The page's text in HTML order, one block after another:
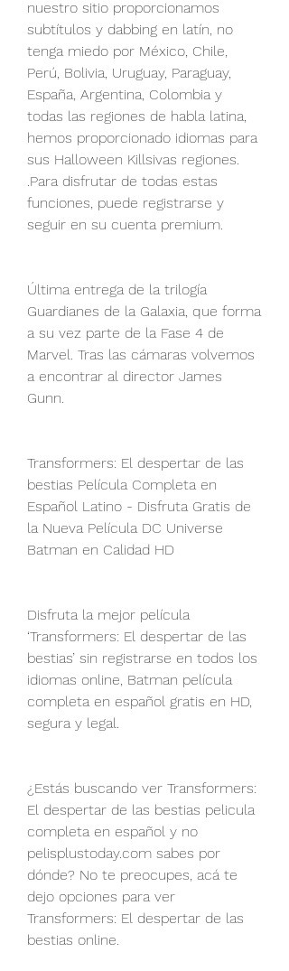
nuestro sitio proporcionamos
subtítulos y dabbing en latín, no
tenga miedo por México, Chile,
Perú, Bolivia, Uruguay, Paraguay,
España, Argentina, Colombia y
todas las regiones de habla latina,
hemos proporcionado idiomas para
sus Halloween Killsivas regiones.
.Para disfrutar de todas estas
funciones, puede registrarse y
seguir en su cuenta premium.
Última entrega de la trilogía
Guardianes de la Galaxia, que forma
a su vez parte de la Fase 4 de
Marvel. Tras las cámaras volvemos
a encontrar al director James
Gunn.
Transformers: El despertar de las
bestias Película Completa en
Español Latino - Disfruta Gratis de
la Nueva Película DC Universe
Batman en Calidad HD
Disfruta la mejor película
‘Transformers: El despertar de las
bestias’ sin registrarse en todos los
idiomas online, Batman película
completa en español gratis en HD,
segura y legal.
¿Estás buscando ver Transformers:
El despertar de las bestias pelicula
completa en español y no
pelisplustoday.com sabes por
dónde? No te preocupes, acá te
dejo opciones para ver
Transformers: El despertar de las
bestias online.